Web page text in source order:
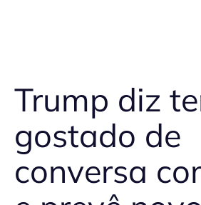
Trump diz
gostado de
conversa